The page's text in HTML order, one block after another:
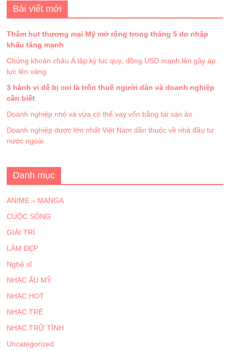
Bài viết mới
Thâm hụt thương mại Mỹ mở rộng trong tháng 5 do nhập
khẩu tăng mạnh
Chứng khoán châu Á lập kỷ lục quý, đồng USD mạnh lên gây áp
lực lên vàng
3 hành vi dễ bị coi là trốn thuế người dân và doanh nghiệp
cần biết
Doanh nghiệp nhỏ và vừa có thể vay vốn bằng tài sản ảo
Doanh nghiệp dược lớn nhất Việt Nam dần thuộc về nhà đầu tư
nước ngoài
Danh mục
ANIME – MANGA
CUỘC SỐNG
GIẢI TRÍ
LÀM ĐẸP
Nghệ sĩ
NHẠC ÂU MỸ
NHẠC HOT
NHẠC TRẺ
NHẠC TRỮ TÌNH
Uncategorized